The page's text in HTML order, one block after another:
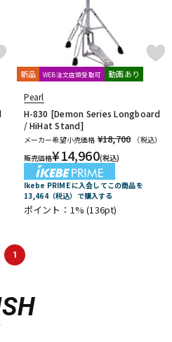
新品 WEB注文店頭受取可 動画あり
Pearl
H-830 [Demon Series Longboard
/ HiHat Stand]
メーカー希望小売価格 ¥18,700
（税込）
販売価格¥14,960(税込)
Ikebe PRIME に入会してこの商品を
13,464（税込）で購入する
ポイント：1%(136pt)
1